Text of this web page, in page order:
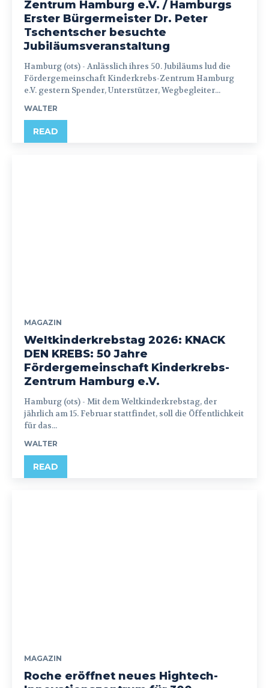
Zentrum Hamburg e.V. / Hamburgs
Erster Bürgermeister Dr. Peter
Tschentscher besuchte
Jubiläumsveranstaltung
Hamburg (ots) - Anlässlich ihres 50. Jubiläums lud die
Fördergemeinschaft Kinderkrebs-Zentrum Hamburg
e.V. gestern Spender, Unterstützer, Wegbegleiter...
WALTER
READ
MAGAZIN
Weltkinderkrebstag 2026: KNACK
DEN KREBS: 50 Jahre
Fördergemeinschaft Kinderkrebs-
Zentrum Hamburg e.V.
Hamburg (ots) - Mit dem Weltkinderkrebstag, der
jährlich am 15. Februar stattfindet, soll die Öffentlichkeit
für das...
WALTER
READ
MAGAZIN
Roche eröffnet neues Hightech-